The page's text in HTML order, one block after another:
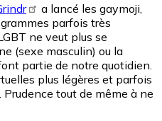
a lancé les gaymoji,
parfois très
ne veut plus se
(sexe masculin) ou la
partie de notre quotidien.
plus légères et parfois
tout de même à ne